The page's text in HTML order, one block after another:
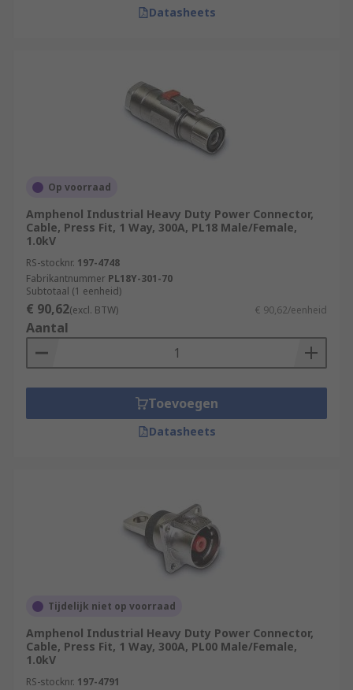
Datasheets
Op voorraad
Amphenol Industrial Heavy Duty Power Connector,
Cable, Press Fit, 1 Way, 300A, PL18 Male/Female,
1.0kV
RS-stocknr. 197-4748
Fabrikantnummer PL18Y-301-70
Subtotaal (1 eenheid)
€ 90,62(excl. BTW) € 90,62/eenheid
Aantal
Toevoegen
Datasheets
Tijdelijk niet op voorraad
Amphenol Industrial Heavy Duty Power Connector,
Cable, Press Fit, 1 Way, 300A, PL00 Male/Female,
1.0kV
RS-stocknr. 197-4791